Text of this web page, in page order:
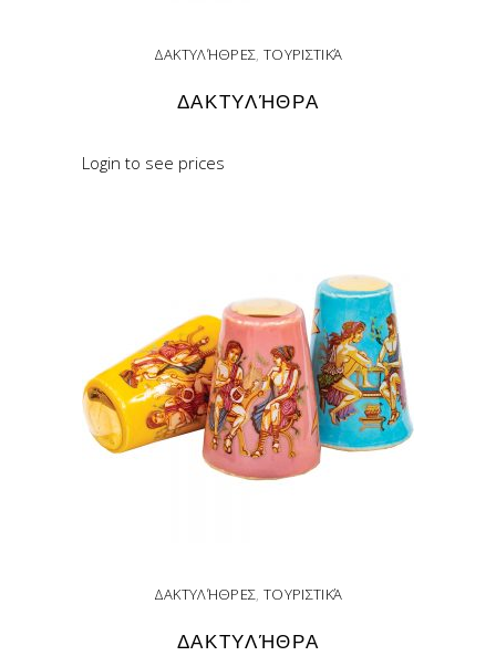
ΔΑΚΤΥΛΉΘΡΕΣ, ΤΟΥΡΙΣΤΙΚΆ
ΔΑΚΤΥΛΉΘΡΑ
READ MORE
Login to see prices
ΔΑΚΤΥΛΉΘΡΕΣ, ΤΟΥΡΙΣΤΙΚΆ
ΔΑΚΤΥΛΉΘΡΑ